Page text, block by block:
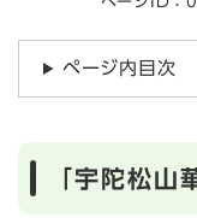
ページ内目次
「宇陀松山